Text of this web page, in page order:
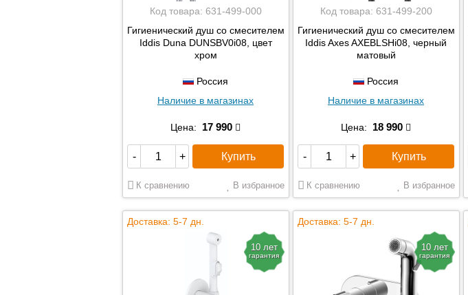
Код товара: 631-499-000
Гигиенический душ со смесителем
Iddis Duna DUNSBV0i08, цвет
хром
Россия
Наличие в магазинах
Цена: 17 990
- + Купить
К сравнению В избранное
Код товара: 631-499-200
Гигиенический душ со смесителем
Iddis Axes AXEBLSHi08, черный
матовый
Россия
Наличие в магазинах
Цена: 18 990
- + Купить
К сравнению В избранное
Доставка: 5-7 дн.
10 лет
гарантия
Доставка: 5-7 дн.
10 лет
гарантия